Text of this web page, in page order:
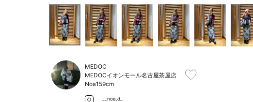
MEDOC
MEDOCイオンモール名古屋茶屋店
Noa159cm
__noa.d_